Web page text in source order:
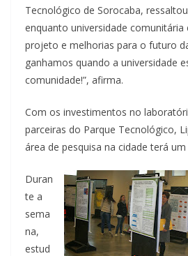
Tecnológico de Sorocaba,
enquanto universidade comunitária
projeto e melhorias para o futuro
ganhamos quando a universidade
comunidade!”, afirma.
Com os investimentos no
parceiras do Parque Tecnológico,
área de pesquisa na cidade terá
Duran
te a
sema
na,
estud